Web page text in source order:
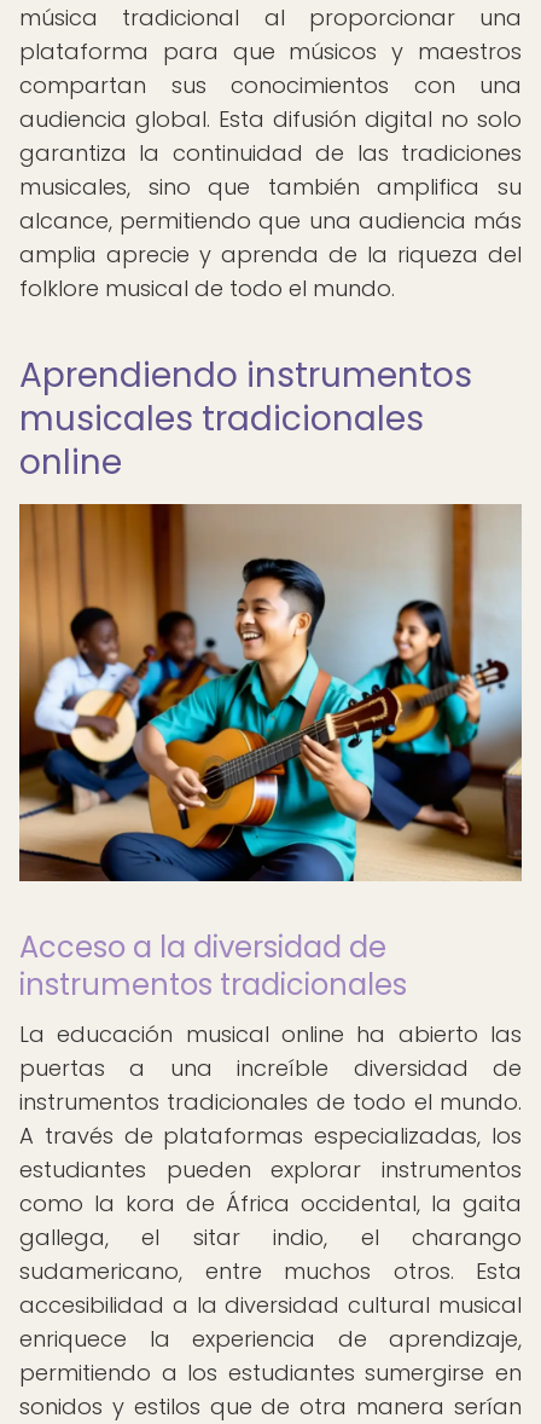
música tradicional al proporcionar una
plataforma para que músicos y maestros
compartan sus conocimientos con una
audiencia global. Esta difusión digital no solo
garantiza la continuidad de las tradiciones
musicales, sino que también amplifica su
alcance, permitiendo que una audiencia más
amplia aprecie y aprenda de la riqueza del
folklore musical de todo el mundo.
Aprendiendo instrumentos
musicales tradicionales
online
Acceso a la diversidad de
instrumentos tradicionales
La educación musical online ha abierto las
puertas a una increíble diversidad de
instrumentos tradicionales de todo el mundo.
A través de plataformas especializadas, los
estudiantes pueden explorar instrumentos
como la kora de África occidental, la gaita
gallega, el sitar indio, el charango
sudamericano, entre muchos otros. Esta
accesibilidad a la diversidad cultural musical
enriquece la experiencia de aprendizaje,
permitiendo a los estudiantes sumergirse en
sonidos y estilos que de otra manera serían